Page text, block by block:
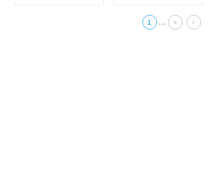
1 ... » ›